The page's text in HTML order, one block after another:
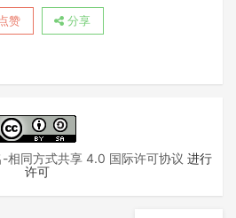
点赞 分享
相同方式共享 4.0 国际许可协议 进行
许可